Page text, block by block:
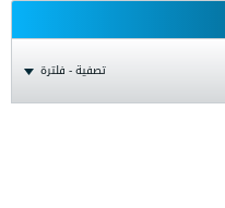
تصفية - فلترة